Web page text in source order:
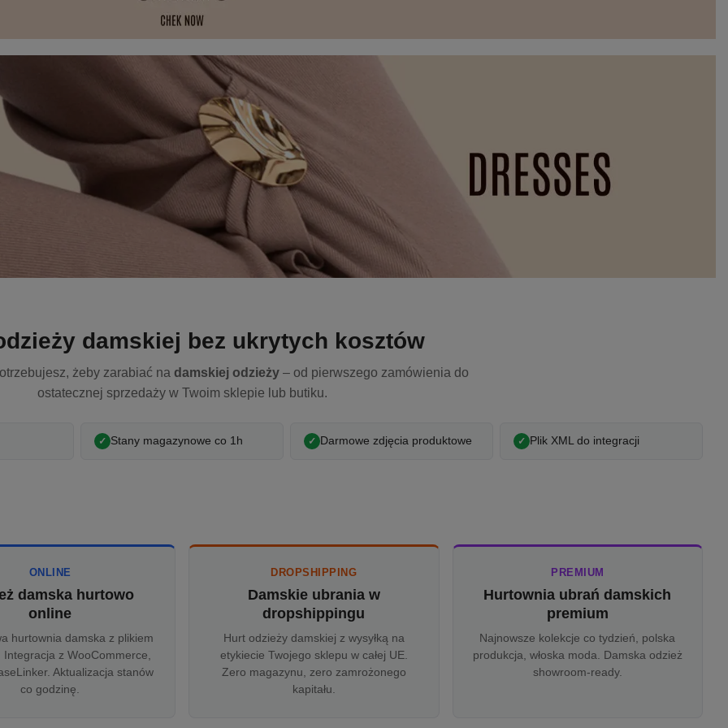
damskiej bez ukrytych kosztów
żeby zarabiać na damskiej odzieży – od pierwszego zamówienia do
ostatecznej sprzedaży w Twoim sklepie lub butiku.
Stany magazynowe co 1h Darmowe zdjęcia produktowe Plik XML do integracji
ONLINE
damska hurtowo
online
hurtownia damska z plikiem
Integracja z WooCommerce,
Aktualizacja stanów
co godzinę.
DROPSHIPPING
Damskie ubrania w
dropshippingu
Hurt odzieży damskiej z wysyłką na
etykiecie Twojego sklepu w całej UE.
Zero magazynu, zero zamrożonego
kapitału.
PREMIUM
Hurtownia ubrań damskich
premium
Najnowsze kolekcje co tydzień, polska
produkcja, włoska moda. Damska odzież
showroom-ready.